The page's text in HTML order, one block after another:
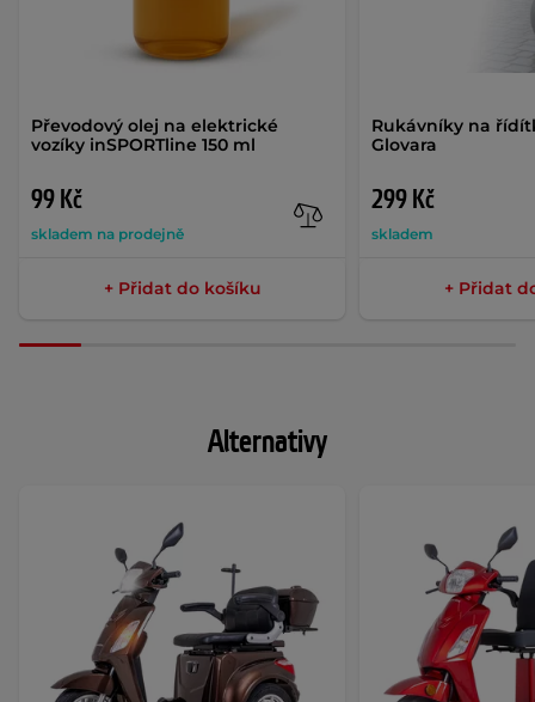
Převodový olej na elektrické
vozíky inSPORTline 150 ml
99 Kč
skladem na prodejně
+ Přidat do košíku
Rukávníky na
Glovara
299 Kč
skladem
+ Přidat
Alternativy